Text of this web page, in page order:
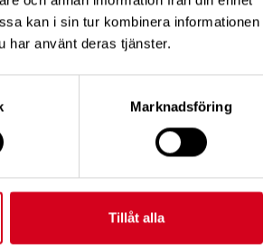
kan i sin tur kombinera informationen
har använt deras tjänster.
Marknadsföring
Tillåt alla
FÖR MEDLEMMAR